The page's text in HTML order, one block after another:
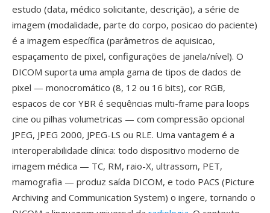
estudo (data, médico solicitante, descrição), a série de
imagem (modalidade, parte do corpo, posicao do paciente)
é a imagem específica (parâmetros de aquisicao,
espaçamento de pixel, configurações de janela/nível). O
DICOM suporta uma ampla gama de tipos de dados de
pixel — monocromático (8, 12 ou 16 bits), cor RGB,
espacos de cor YBR é sequências multi-frame para loops
cine ou pilhas volumetricas — com compressão opcional
JPEG, JPEG 2000, JPEG-LS ou RLE. Uma vantagem é a
interoperabilidade clínica: todo dispositivo moderno de
imagem médica — TC, RM, raio-X, ultrassom, PET,
mamografia — produz saída DICOM, e todo PACS (Picture
Archiving and Communication System) o ingere, tornando o